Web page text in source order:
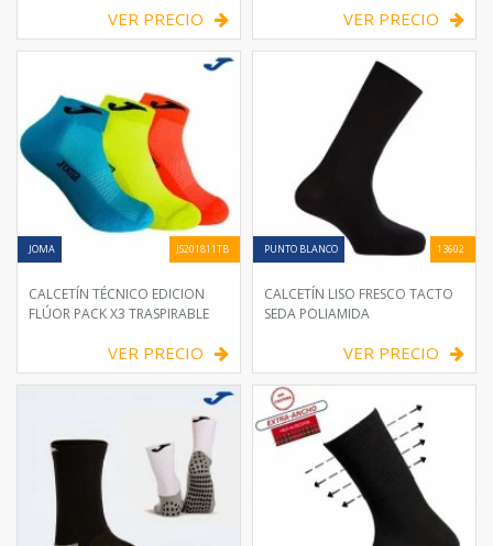
VER PRECIO VER PRECIO
JOMA JS201811TB
CALCETÍN TÉCNICO EDICION
FLÚOR PACK X3 TRASPIRABLE
VER PRECIO
PUNTO BLANCO 13602
CALCETÍN LISO FRESCO TACTO
SEDA POLIAMIDA
VER PRECIO